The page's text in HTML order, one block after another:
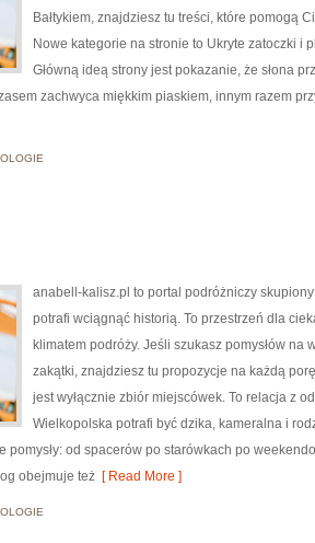
Bałtykiem, znajdziesz tu treści, które pomogą
Nowe kategorie na stronie to Ukryte zatoczki i
Główną ideą strony jest pokazanie, że słona
zachwyca miękkim piaskiem, innym razem
anabell-kalisz.pl to portal podróżniczy
potrafi wciągnąć historią. To przestrzeń dla
klimatem podróży. Jeśli szukasz pomysłów
zakątki, znajdziesz tu propozycje na każdą
jest wyłącznie zbiór miejscówek. To relacja z
Wielkopolska potrafi być dzika, kameralna i
pomysły: od spacerów po starówkach po
obejmuje też [ Read More ]